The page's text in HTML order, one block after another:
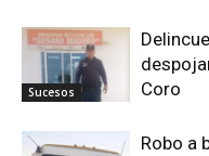
Sucesos
Coro
Robo a